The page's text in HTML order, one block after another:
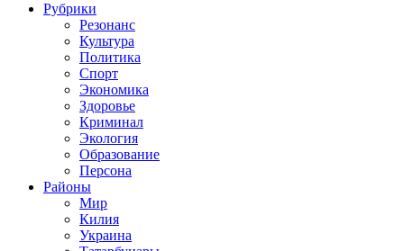
Рубрики
Резонанс
Культура
Политика
Спорт
Экономика
Здоровье
Криминал
Экология
Образование
Персона
Районы
Мир
Килия
Украина